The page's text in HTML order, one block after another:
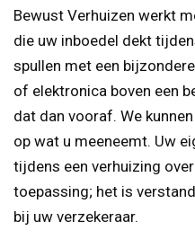
Bewust Verhuizen werkt
die uw inboedel dekt
spullen met een
of elektronica boven een
dat dan vooraf. We
op wat u meeneemt. Uw
tijdens een verhuizing
toepassing; het is
bij uw verzekeraar.